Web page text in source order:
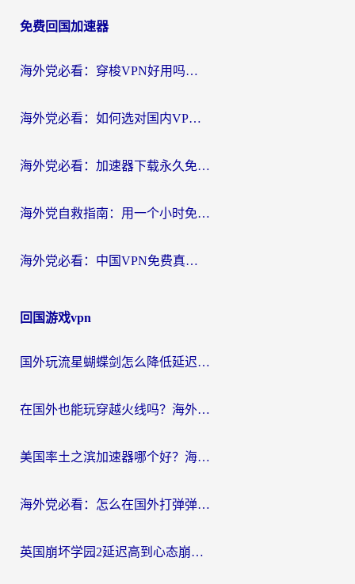
导
免费回国加速器
海外党必看：穿梭VPN好用吗？和云帆VPN对比哪个回国效果更好？附真实测评+避坑指南
海外党必看：如何选对国内VPN，实现无缝访问国内资源？
海外党必看：加速器下载永久免费版真的存在吗？教你无缝访问国内资源的正确姿势
海外党自救指南：用一个小时免费加速器，轻松打破国内资源访问壁垒？
海外党必看：中国VPN免费真的靠谱吗？手把手教你选对回国加速器
回国游戏vpn
国外玩流星蝴蝶剑怎么降低延迟？海外党必看的加速秘籍（含欧洲鸣潮&彩虹岛优化攻略）
在国外也能玩穿越火线吗？海外玩家国服游戏畅玩终极指南
美国率土之滨加速器哪个好？海外党国服游戏畅玩终极指南（附多游戏解决方案）
海外党必看：怎么在国外打弹弹堂不卡？番茄加速器亲测指南
英国崩坏学园2延迟高到心态崩？海外党国服游戏加速终极指南